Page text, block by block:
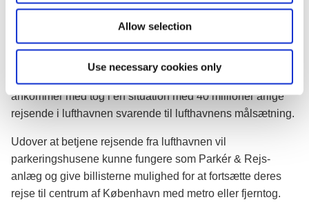
Allow selection
Use necessary cookies only
Udvidelsen vil gøre det muligt at håndtere en markant
forøgelse af passagertrafikken over Øresund og øge
betjeningen af lufthavnsstationen, der således har
ankommer med tog i en situation med 40 millioner årlige
rejsende i lufthavnen svarende til lufthavnens målsætning.
Udover at betjene rejsende fra lufthavnen vil
parkeringshusene kunne fungere som Parkér & Rejs-
anlæg og give billisterne mulighed for at fortsætte deres
rejse til centrum af København med metro eller fjerntog.